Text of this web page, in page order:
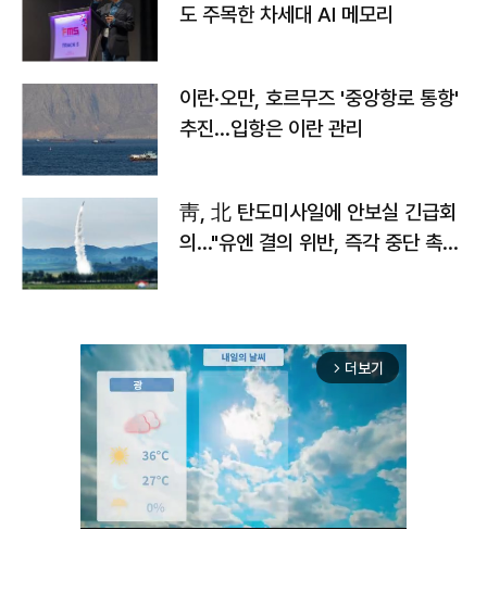
도 주목한 차세대 AI 메모리
이란·오만, 호르무즈 '중앙항로 통항'
추진…입항은 이란 관리
靑, 北 탄도미사일에 안보실 긴급회
의…"유엔 결의 위반, 즉각 중단 촉
arrow_forward_ios 더보기